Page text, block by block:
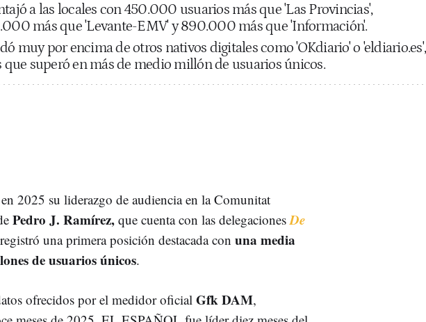
a las locales con 450.000 usuarios más que 'Las Provincias',
más que 'Levante-EMV' y 890.000 más que 'Información'.
muy por encima de otros nativos digitales como 'OKdiario' o 'eldiario.es',
que superó en más de medio millón de usuarios únicos.
2025 su liderazgo de audiencia en la Comunitat
Pedro J. Ramírez, que cuenta con las delegaciones De
una primera posición destacada con una media
de usuarios únicos.
ofrecidos por el medidor oficial Gfk DAM,